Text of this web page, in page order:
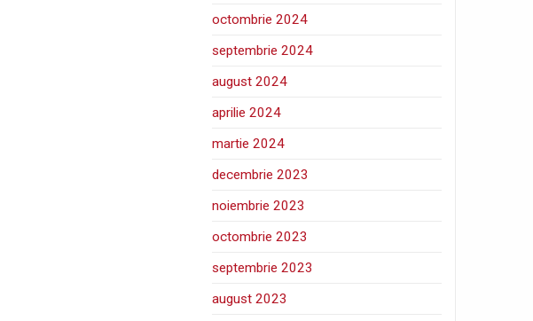
octombrie 2024
septembrie 2024
august 2024
aprilie 2024
martie 2024
decembrie 2023
noiembrie 2023
octombrie 2023
septembrie 2023
august 2023